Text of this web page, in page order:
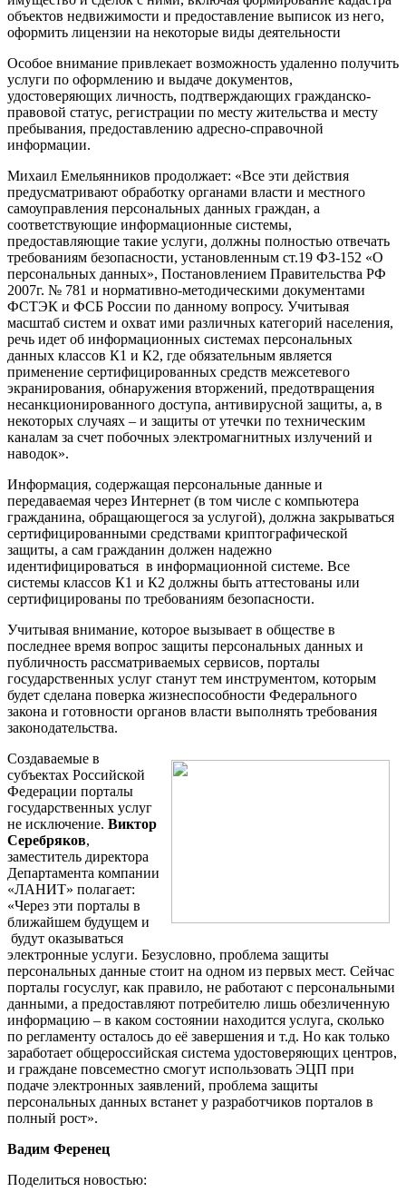
объектов недвижимости и предоставление выписок из него,
оформить лицензии на некоторые виды деятельности
Особое внимание привлекает возможность удаленно получить
услуги по оформлению и выдаче документов,
удостоверяющих личность, подтверждающих гражданско-
правовой статус, регистрации по месту жительства и месту
пребывания, предоставлению адресно-справочной
информации.
Михаил Емельянников продолжает: «Все эти действия
предусматривают обработку органами власти и местного
самоуправления персональных данных граждан, а
соответствующие информационные системы,
предоставляющие такие услуги, должны полностью отвечать
требованиям безопасности, установленным ст.19 ФЗ-152 «О
персональных данных», Постановлением Правительства РФ
2007г. № 781 и нормативно-методическими документами
ФСТЭК и ФСБ России по данному вопросу. Учитывая
масштаб систем и охват ими различных категорий населения,
речь идет об информационных системах персональных
данных классов К1 и К2, где обязательным является
применение сертифицированных средств межсетевого
экранирования, обнаружения вторжений, предотвращения
несанкционированного доступа, антивирусной защиты, а, в
некоторых случаях – и защиты от утечки по техническим
каналам за счет побочных электромагнитных излучений и
наводок».
Информация, содержащая персональные данные и
передаваемая через Интернет (в том числе с компьютера
гражданина, обращающегося за услугой), должна закрываться
сертифицированными средствами криптографической
защиты, а сам гражданин должен надежно
идентифицироваться в информационной системе. Все
системы классов К1 и К2 должны быть аттестованы или
сертифицированы по требованиям безопасности.
Учитывая внимание, которое вызывает в обществе в
последнее время вопрос защиты персональных данных и
публичность рассматриваемых сервисов, порталы
государственных услуг станут тем инструментом, которым
будет сделана поверка жизнеспособности Федерального
закона и готовности органов власти выполнять требования
законодательства.
Создаваемые в
субъектах Российской
Федерации порталы
государственных услуг
не исключение. Виктор
Серебряков,
заместитель директора
Департамента компании
«ЛАНИТ» полагает:
«Через эти порталы в
ближайшем будущем и
будут оказываться
электронные услуги. Безусловно, проблема защиты
персональных данные стоит на одном из первых мест. Сейчас
порталы госуслуг, как правило, не работают с персональными
данными, а предоставляют потребителю лишь обезличенную
информацию – в каком состоянии находится услуга, сколько
по регламенту осталось до её завершения и т.д. Но как только
заработает общероссийская система удостоверяющих центров,
и граждане повсеместно смогут использовать ЭЦП при
подаче электронных заявлений, проблема защиты
персональных данных встанет у разработчиков порталов в
полный рост».
Вадим Ференец
Поделиться новостью: